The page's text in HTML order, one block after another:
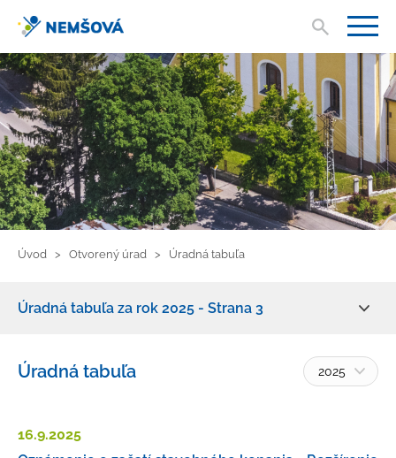
Úvod Otvorený úrad Úradná tabuľa
Úradná tabuľa za rok 2025 - Strana 3
Žiadosť o informácie
Rozpočet
Úradná tabuľa 2025
16.9.2025